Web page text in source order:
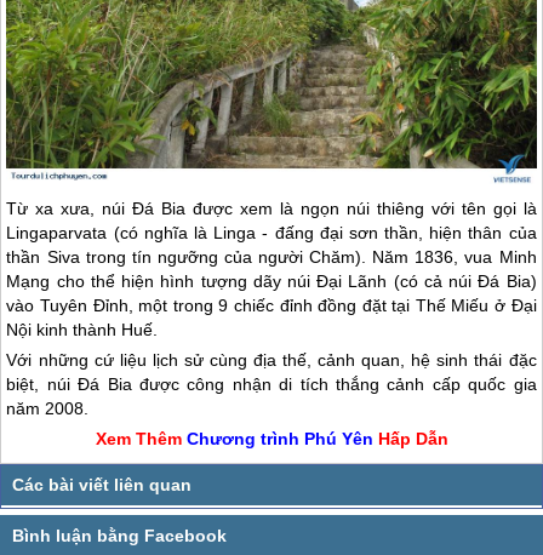
Từ xa xưa, núi Đá Bia được xem là ngọn núi thiêng với tên gọi là
Lingaparvata (có nghĩa là Linga - đấng đại sơn thần, hiện thân của
thần Siva trong tín ngưỡng của người Chăm). Năm 1836, vua Minh
Mạng cho thể hiện hình tượng dãy núi Đại Lãnh (có cả núi Đá Bia)
vào Tuyên Đỉnh, một trong 9 chiếc đỉnh đồng đặt tại Thế Miếu ở Đại
Nội kinh thành Huế.
Với những cứ liệu lịch sử cùng địa thế, cảnh quan, hệ sinh thái đặc
biệt, núi Đá Bia được công nhận di tích thắng cảnh cấp quốc gia
năm 2008.
Xem Thêm Chương trình Phú Yên Hấp Dẫn